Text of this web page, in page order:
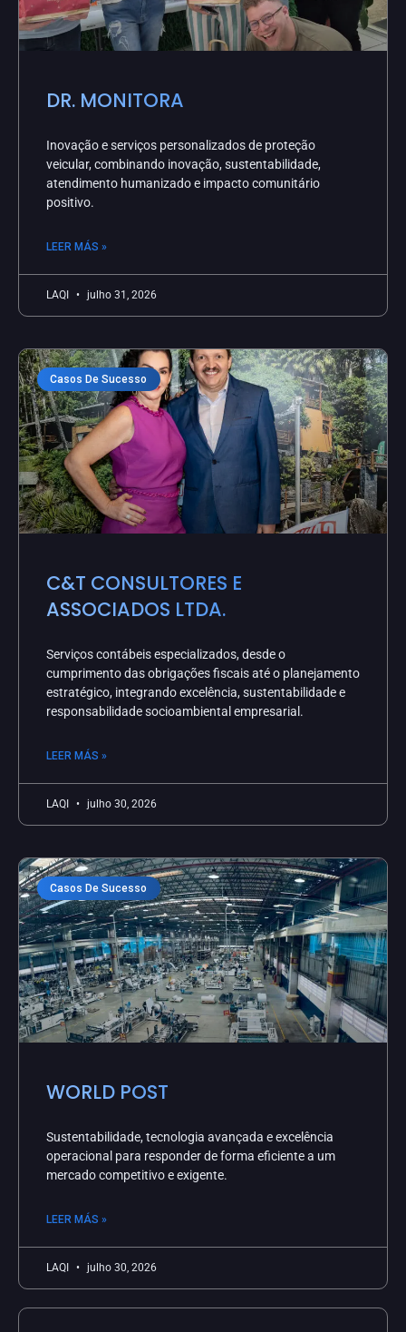
DR. MONITORA
Inovação e serviços personalizados de proteção
veicular, combinando inovação, sustentabilidade,
atendimento humanizado e impacto comunitário
positivo.
LEER MÁS »
LAQI julho 31, 2026
Casos De Sucesso
C&T CONSULTORES E
ASSOCIADOS LTDA.
Serviços contábeis especializados, desde o
cumprimento das obrigações fiscais até o planejamento
estratégico, integrando excelência, sustentabilidade e
responsabilidade socioambiental empresarial.
LEER MÁS »
LAQI julho 30, 2026
Casos De Sucesso
WORLD POST
Sustentabilidade, tecnologia avançada e excelência
operacional para responder de forma eficiente a um
mercado competitivo e exigente.
LEER MÁS »
LAQI julho 30, 2026